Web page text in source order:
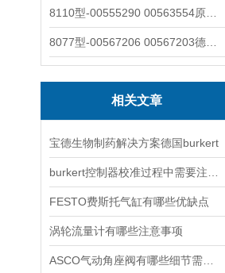
相关文章
宝德生物制药解决方案德国burkert
FESTO费斯托气缸有哪些优缺点
涡轮流量计有哪些注意事项